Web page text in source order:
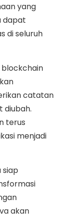
yang
dapat
di seluruh
blockchain
catatan
diubah.
terus
menjadi
akan